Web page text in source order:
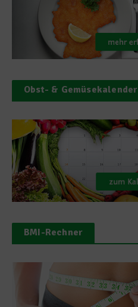
Obst- & Gemüsekalender
BMI-Rechner